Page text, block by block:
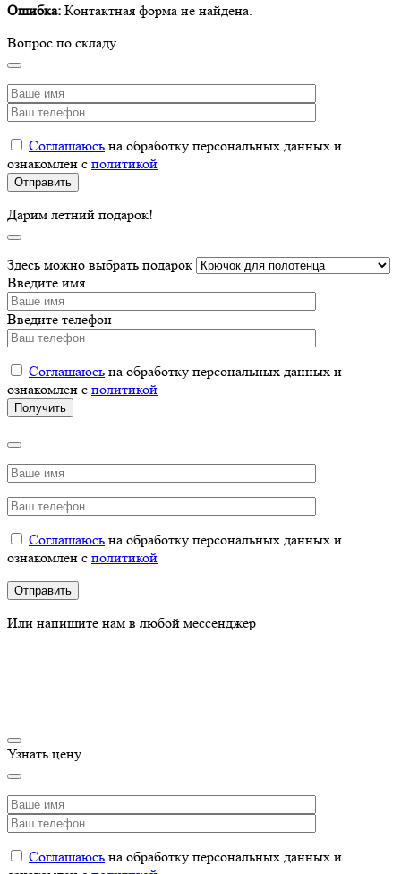
Ошибка: Контактная форма не найдена.
Вопрос по складу
Соглашаюсь на обработку персональных данных и
ознакомлен с политикой
Дарим летний подарок!
Здесь можно выбрать подарок
Введите имя
Введите телефон
Соглашаюсь на обработку персональных данных и
ознакомлен с политикой
Соглашаюсь на обработку персональных данных и
ознакомлен с политикой
Или напишите нам в любой мессенджер
Узнать цену
Соглашаюсь на обработку персональных данных и